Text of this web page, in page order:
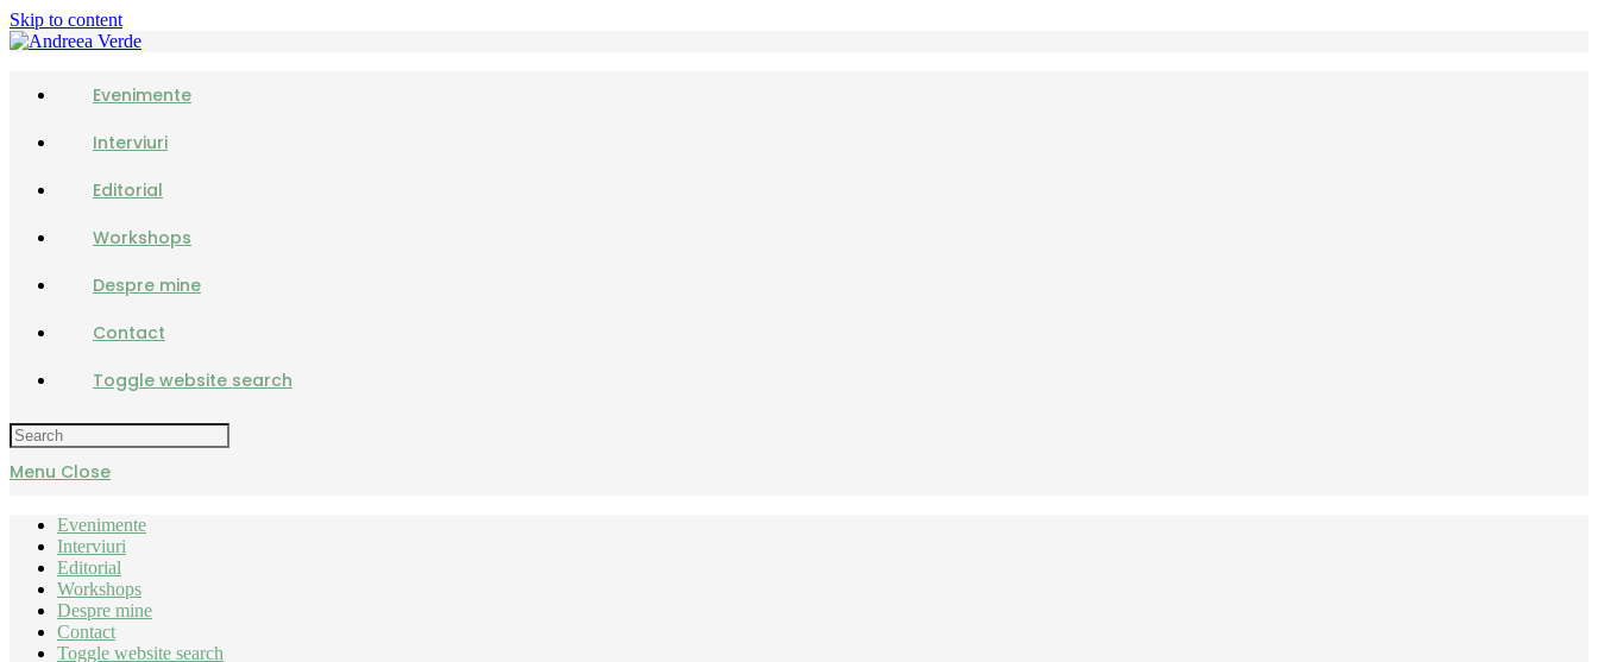
Skip to content
Evenimente
Interviuri
Editorial
Workshops
Despre mine
Contact
Toggle website search
Menu Close
Evenimente
Interviuri
Editorial
Workshops
Despre mine
Contact
Toggle website search